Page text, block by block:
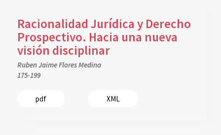
Racionalidad Jurídica y Derecho
Prospectivo. Hacia una nueva
visión disciplinar
Ruben Jaime Flores Medina
175-199
pdf XML